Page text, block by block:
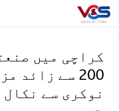
کراچی میں
200 سے زائد
نوکری سے نکال